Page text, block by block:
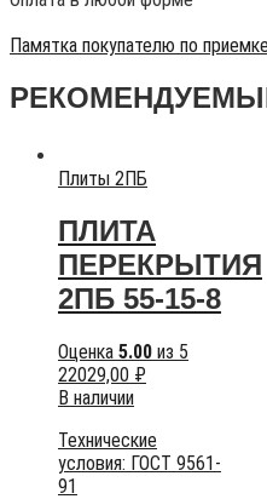
Памятка покупателю по
Плиты 2ПБ
ПЛИТА
ПЕРЕКРЫТИЯ
2ПБ 55-15-8
Оценка 5.00 из 5
22029,00 ₽
В наличии
Технические
условия: ГОСТ 9561-
91